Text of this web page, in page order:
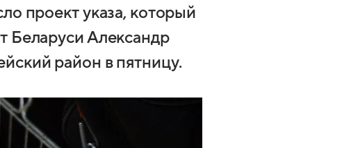
проект указа, который
Беларуси Александр
район в пятницу.